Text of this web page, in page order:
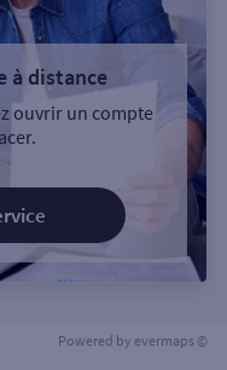
à distance
ouvrir un compte
Powered by evermaps ©